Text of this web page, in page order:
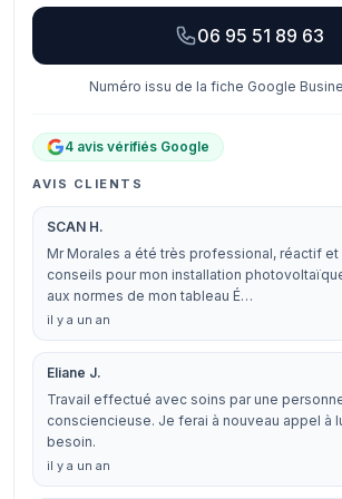
06 95 51 89 63
Numéro issu de la fiche Google
4 avis vérifiés Google
AVIS CLIENTS
SCAN H.
Mr Morales a été très professional, réactif
conseils pour mon installation
aux normes de mon tableau É…
il y a un an
Eliane J.
Travail effectué avec soins par une
consciencieuse. Je ferai à nouveau appel à
besoin.
il y a un an